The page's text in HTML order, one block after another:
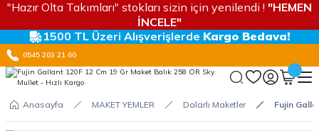
"Hazır Olta Takımları" stokları sizin için yenilendi ! "HEMEN
İNCELE"
1500 TL Üzeri Alışverişlerde Kargo Bedava!
0545 203 21 60
Anasayfa MAKET YEMLER Dalarlı Maketler Fujin